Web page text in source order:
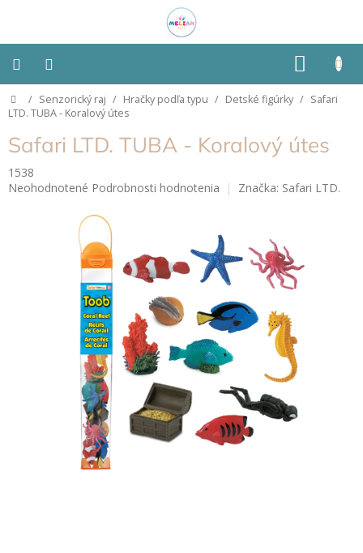
KOŠÍK
Montessori
Detská
izba
Domov
/ Senzorický raj / Hračky podľa typu / Detské figúrky / Safari
LTD. TUBA - Koralový útes
Safari LTD. TUBA - Koralový útes
1538
Priemerné
Neohodnotené Podrobnosti hodnotenia Značka: Safari LTD.